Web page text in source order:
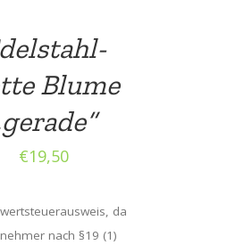
Blume
€19,50
da
nach §19 (1)